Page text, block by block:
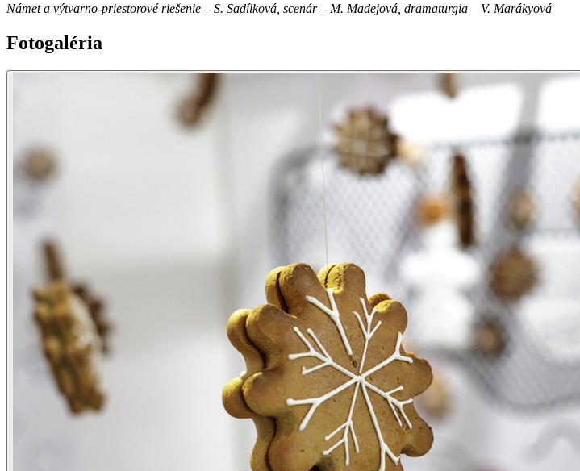
Námet a výtvarno-priestorové riešenie – S. Sadílková, scenár – M. Madejová, dramaturgia – V. Marákyová
Fotogaléria